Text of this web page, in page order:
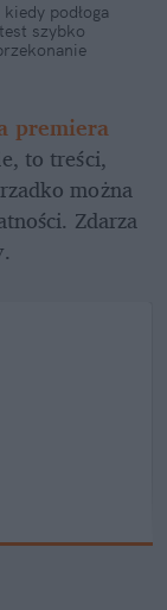
podłoga
szybko
premiera
to treści,
można
Zdarza